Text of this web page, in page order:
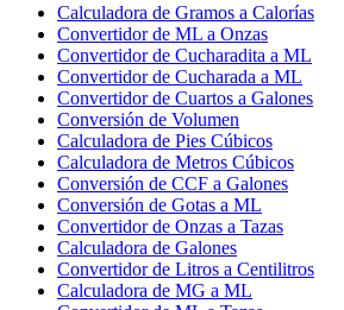
Calculadora de Gramos a Calorías
Convertidor de ML a Onzas
Convertidor de Cucharadita a ML
Convertidor de Cucharada a ML
Convertidor de Cuartos a Galones
Conversión de Volumen
Calculadora de Pies Cúbicos
Calculadora de Metros Cúbicos
Conversión de CCF a Galones
Conversión de Gotas a ML
Convertidor de Onzas a Tazas
Calculadora de Galones
Convertidor de Litros a Centilitros
Calculadora de MG a ML